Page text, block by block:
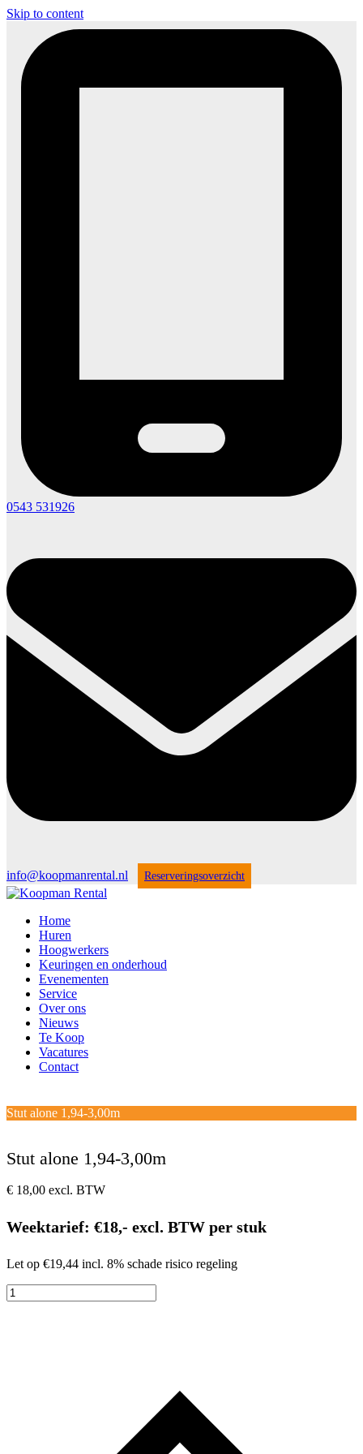
Skip to content
0543 531926
info@koopmanrental.nl Reserveringsoverzicht
Home
Huren
Hoogwerkers
Keuringen en onderhoud
Evenementen
Service
Over ons
Nieuws
Te Koop
Vacatures
Contact
mobile
menu
mobile
menu
Winkelwagen
Stut alone 1,94-3,00m
Stut alone 1,94-3,00m
€ 18,00 excl. BTW
Weektarief: €18,- excl. BTW per stuk
Let op €19,44 incl. 8% schade risico regeling
Stut
alone